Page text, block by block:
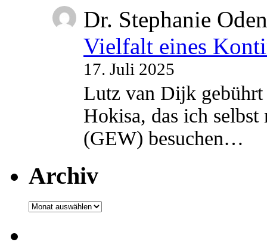
Dr. Stephanie
Vielfalt eines
17. Juli 2025
Lutz van Dijk
Hokisa, das ich
(GEW) besuchen…
Archiv
Archiv